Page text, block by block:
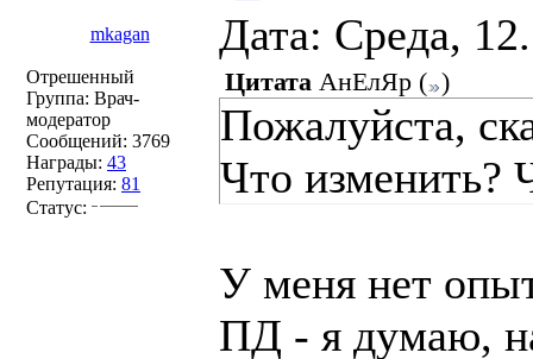
mkagan Дата: Среда,
Отрешенный
Группа: Врач-
модератор
Сообщений: 3769
Награды: 43
Репутация: 81
Статус:
Цитата АнЕлЯр ( )
Пожалуйста,
Что изменить?
У меня нет
ПД - я думаю,